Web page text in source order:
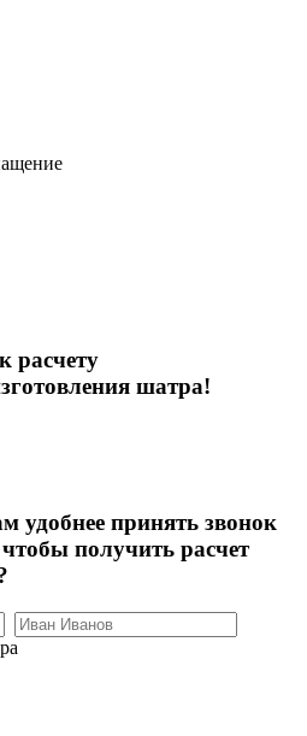
расчету
шатра!
удобнее принять звонок
получить расчет